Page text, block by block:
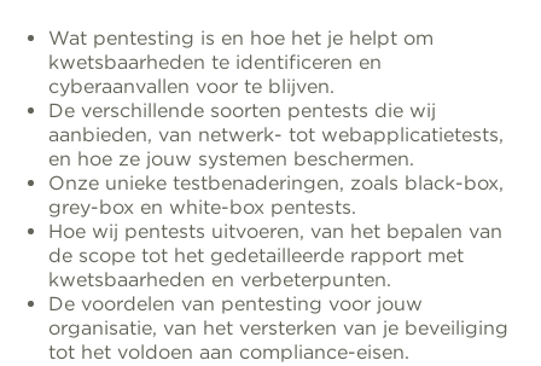
Wat pentesting is en hoe het je helpt om
kwetsbaarheden te identificeren en
cyberaanvallen voor te blijven.
De verschillende soorten pentests die wij
aanbieden, van netwerk- tot webapplicatietests,
en hoe ze jouw systemen beschermen.
Onze unieke testbenaderingen, zoals black-box,
grey-box en white-box pentests.
Hoe wij pentests uitvoeren, van het bepalen van
de scope tot het gedetailleerde rapport met
kwetsbaarheden en verbeterpunten.
De voordelen van pentesting voor jouw
organisatie, van het versterken van je beveiliging
tot het voldoen aan compliance-eisen.